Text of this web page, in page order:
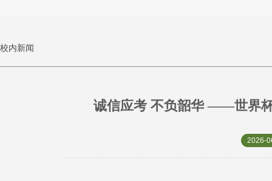
校内新闻
诚信应考 不负韶华 ——世界
2026-